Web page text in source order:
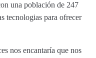
una población de 247
tecnologias para ofrecer
nos encantaría que nos